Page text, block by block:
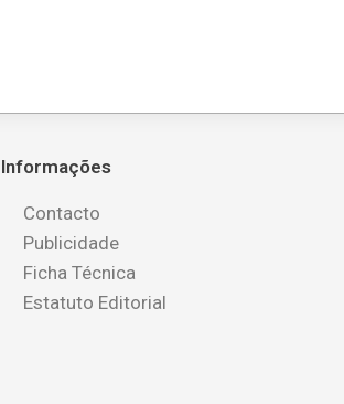
Informações
Contacto
Publicidade
Ficha Técnica
Estatuto Editorial